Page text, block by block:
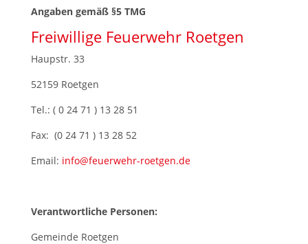
Angaben gemäß §5 TMG
Freiwillige Feuerwehr Roetgen
Haupstr. 33
52159 Roetgen
Tel.: ( 0 24 71 ) 13 28 51
Fax: (0 24 71 ) 13 28 52
Email: info@feuerwehr-roetgen.de
Verantwortliche Personen:
Gemeinde Roetgen